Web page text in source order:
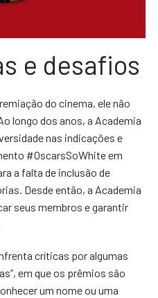
e desafios
do cinema, ele não
longo dos anos, a Academia
nas indicações e
#OscarsSoWhite em
a falta de inclusão de
Desde então, a Academia
seus membros e garantir
críticas por algumas
em que os prêmios são
um nome ou uma